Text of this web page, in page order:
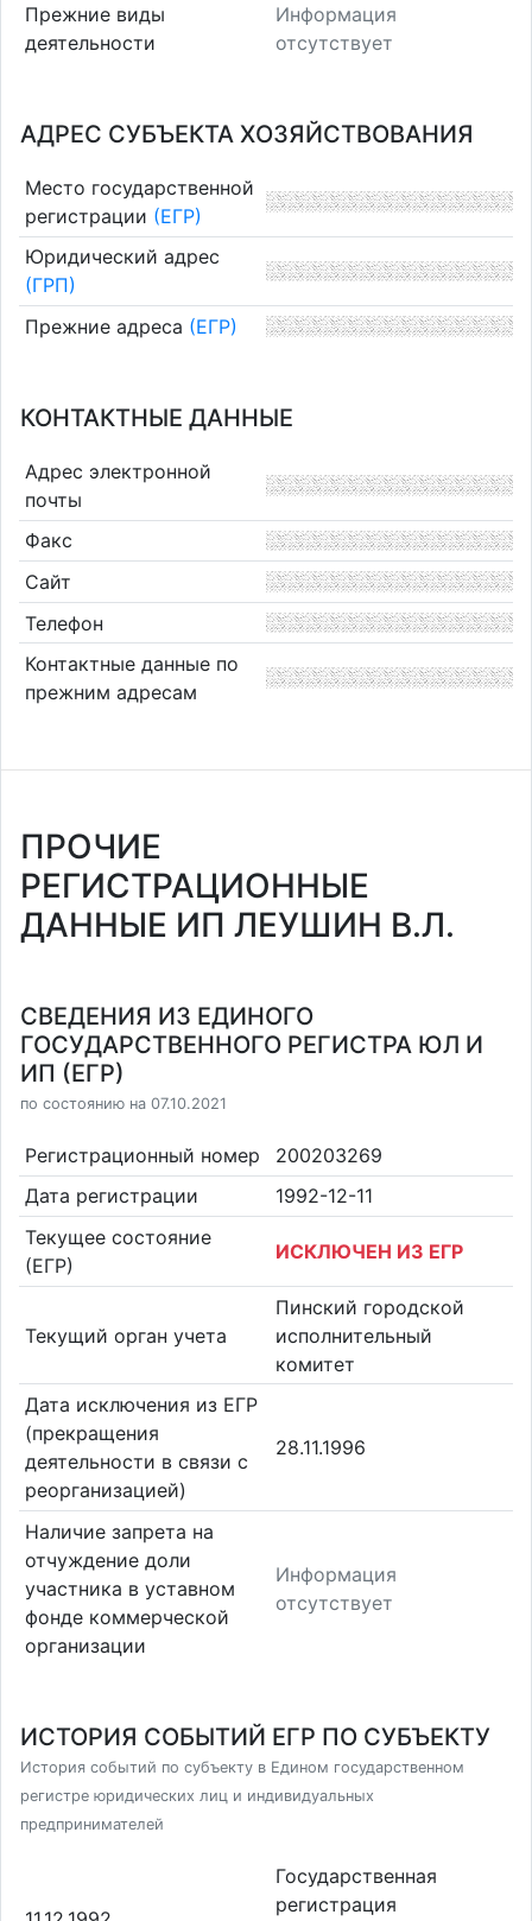
Прежние виды
деятельности
Информация
отсутствует
АДРЕС СУБЪЕКТА ХОЗЯЙСТВОВАНИЯ
Место государственной
регистрации (ЕГР)
Юридический адрес
(ГРП)
Прежние адреса (ЕГР)
КОНТАКТНЫЕ ДАННЫЕ
Адрес электронной
почты
Факс
Сайт
Телефон
Контактные данные по
прежним адресам
ПРОЧИЕ
РЕГИСТРАЦИОННЫЕ
ДАННЫЕ ИП ЛЕУШИН В.Л.
СВЕДЕНИЯ ИЗ ЕДИНОГО
ГОСУДАРСТВЕННОГО РЕГИСТРА ЮЛ И
ИП (ЕГР)
по состоянию на 07.10.2021
Регистрационный номер
200203269
Дата регистрации
1992-12-11
Текущее состояние
(ЕГР)
ИСКЛЮЧЕН ИЗ ЕГР
Текущий орган учета
Пинский городской
исполнительный
комитет
Дата исключения из ЕГР
(прекращения
деятельности в связи с
реорганизацией)
28.11.1996
Наличие запрета на
отчуждение доли
участника в уставном
фонде коммерческой
организации
Информация
отсутствует
ИСТОРИЯ СОБЫТИЙ ЕГР ПО СУБЪЕКТУ
История событий по субъекту в Едином государственном
регистре юридических лиц и индивидуальных
предпринимателей
Государственная
регистрация